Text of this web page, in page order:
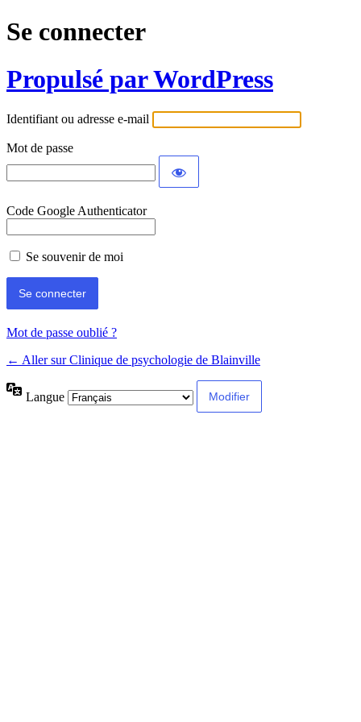
Se connecter
Propulsé par WordPress
Identifiant ou adresse e-mail
Mot de passe
Code Google Authenticator
Se souvenir de moi
Mot de passe oublié ?
← Aller sur Clinique de psychologie de Blainville
Langue